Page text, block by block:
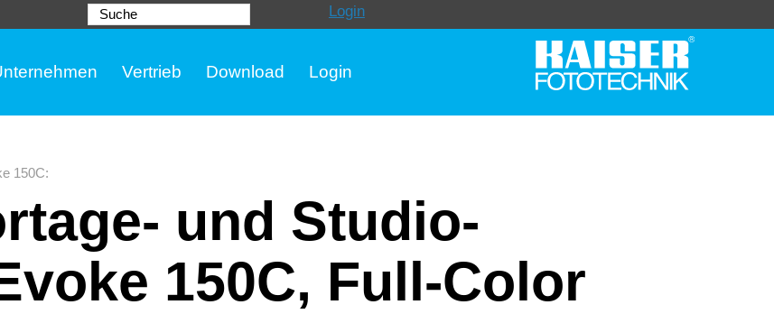
Suche Login
Vertrieb Download Login
150C:
und Studio-
150C, Full-Color